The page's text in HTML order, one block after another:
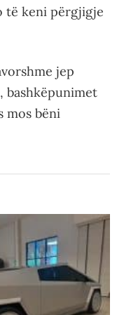
të keni përgjigje
jep
bashkëpunimet
mos bëni